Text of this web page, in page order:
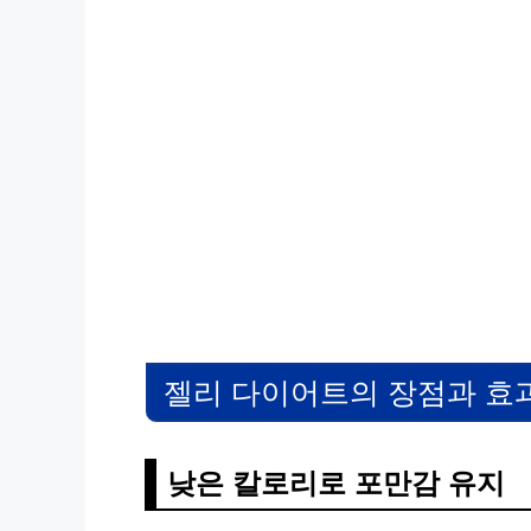
젤리 다이어트의 장점과 효
낮은 칼로리로 포만감 유지